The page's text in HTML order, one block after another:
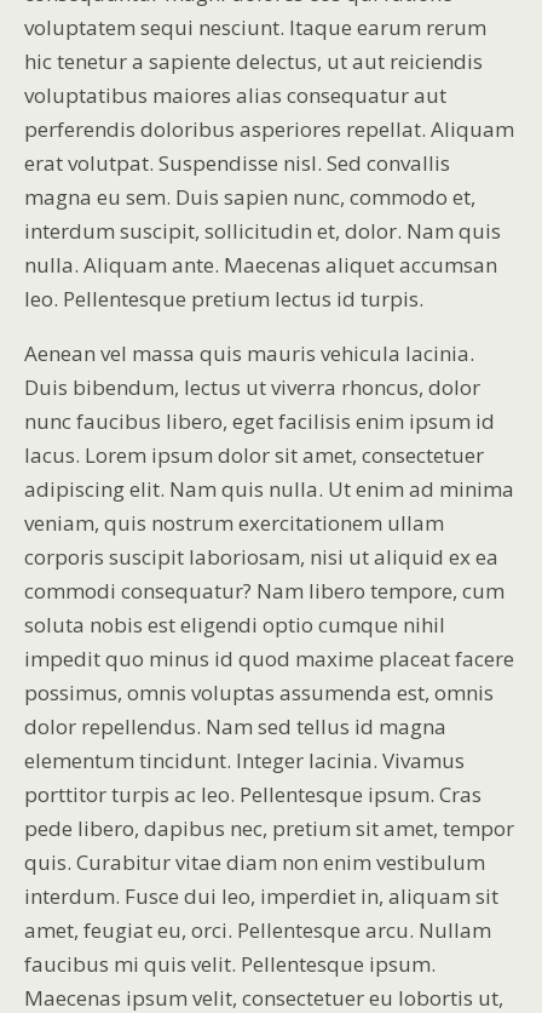
voluptatem sequi nesciunt. Itaque earum rerum
hic tenetur a sapiente delectus, ut aut reiciendis
voluptatibus maiores alias consequatur aut
perferendis doloribus asperiores repellat. Aliquam
erat volutpat. Suspendisse nisl. Sed convallis
magna eu sem. Duis sapien nunc, commodo et,
interdum suscipit, sollicitudin et, dolor. Nam quis
nulla. Aliquam ante. Maecenas aliquet accumsan
leo. Pellentesque pretium lectus id turpis.
Aenean vel massa quis mauris vehicula lacinia.
Duis bibendum, lectus ut viverra rhoncus, dolor
nunc faucibus libero, eget facilisis enim ipsum id
lacus. Lorem ipsum dolor sit amet, consectetuer
adipiscing elit. Nam quis nulla. Ut enim ad minima
veniam, quis nostrum exercitationem ullam
corporis suscipit laboriosam, nisi ut aliquid ex ea
commodi consequatur? Nam libero tempore, cum
soluta nobis est eligendi optio cumque nihil
impedit quo minus id quod maxime placeat facere
possimus, omnis voluptas assumenda est, omnis
dolor repellendus. Nam sed tellus id magna
elementum tincidunt. Integer lacinia. Vivamus
porttitor turpis ac leo. Pellentesque ipsum. Cras
pede libero, dapibus nec, pretium sit amet, tempor
quis. Curabitur vitae diam non enim vestibulum
interdum. Fusce dui leo, imperdiet in, aliquam sit
amet, feugiat eu, orci. Pellentesque arcu. Nullam
faucibus mi quis velit. Pellentesque ipsum.
Maecenas ipsum velit, consectetuer eu lobortis ut,